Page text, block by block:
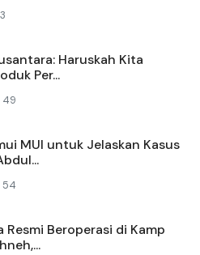
Haruskah Kita
Per...
49
MUI untuk Jelaskan Kasus
54
Resmi Beroperasi di Kamp